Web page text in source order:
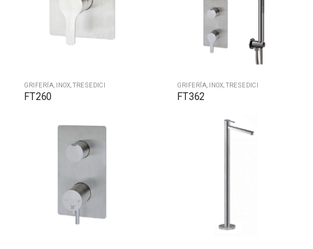
GRIFERÍA INOX TRESEDICI
FT260
GRIFERÍA INOX TRESEDICI
FT362